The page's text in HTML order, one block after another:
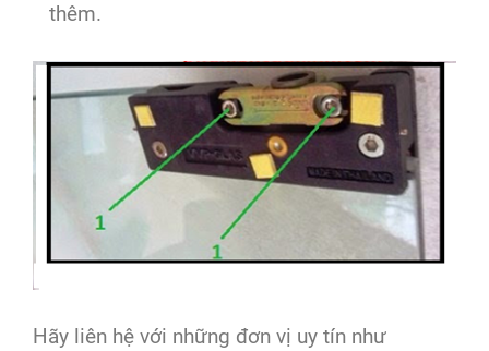
thêm.
Hãy liên hệ với những đơn vị uy tín như